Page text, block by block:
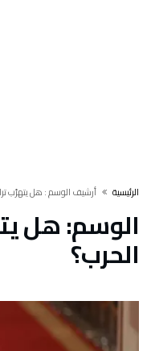
‫الرئيسية‬ ‫أرشيف الوسم :‬ هل يتهرّب
الوسم:هل
الحرب؟